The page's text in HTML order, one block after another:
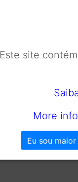
Este site
More
Eu sou